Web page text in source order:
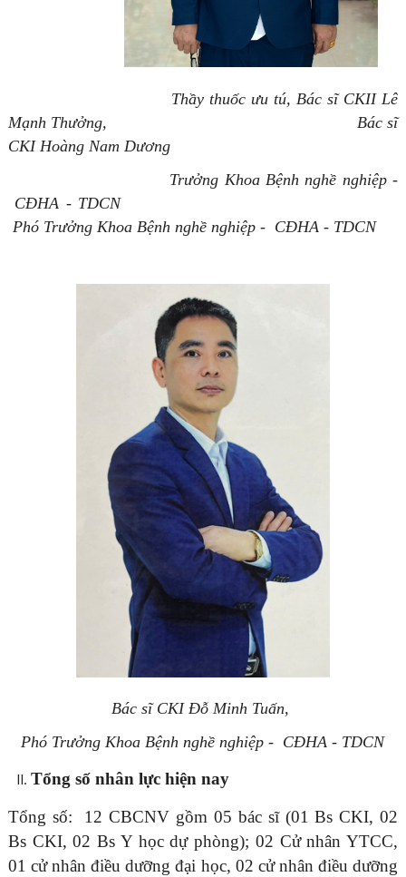
Thầy thuốc ưu tú, Bác sĩ CKII Lê
Mạnh Thưởng, Bác sĩ
CKI Hoàng Nam Dương
Trưởng Khoa Bệnh nghề nghiệp -
CĐHA - TDCN
Phó Trưởng Khoa Bệnh nghề nghiệp - CĐHA - TDCN
Bác sĩ CKI Đỗ Minh Tuấn,
Phó Trưởng Khoa Bệnh nghề nghiệp - CĐHA - TDCN
Tổng số nhân lực hiện nay
Tổng số: 12 CBCNV gồm 05 bác sĩ (01 Bs CKI, 02
Bs CKI, 02 Bs Y học dự phòng); 02 Cử nhân YTCC,
01 cử nhân điều dưỡng đại học, 02 cử nhân điều dưỡng